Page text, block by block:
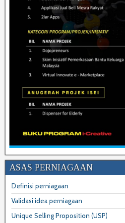
ASAS PERNIAGAAN
Definisi perniagaan
Validasi idea perniagaan
Unique Selling Proposition (USP)